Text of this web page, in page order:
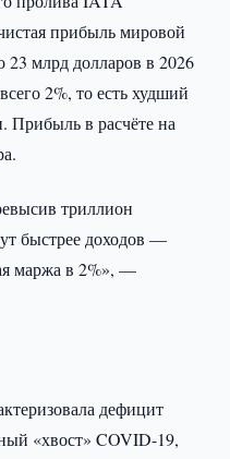
прибыль мировой
23 млрд долларов в 2026
2%, то есть худший
Прибыль в расчёте на
триллион
быстрее доходов —
маржа в 2%», —
дефицит
«хвост» COVID-19,